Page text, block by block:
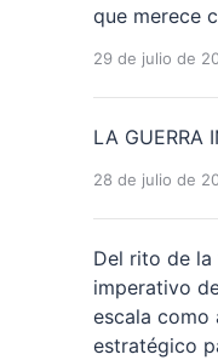
que merece
29 de julio de
LA GUERRA
28 de julio de
Del rito de la
imperativo de
escala como
estratégico